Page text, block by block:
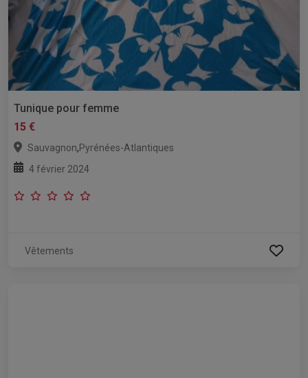
Tunique pour femme
15 €
Sauvagnon,Pyrénées-Atlantiques
4 février 2024
Vêtements